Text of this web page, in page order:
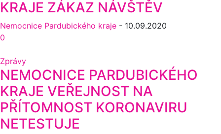
KRAJE ZÁKAZ NÁVŠTĚV
Nemocnice Pardubického kraje - 10.09.2020
0
Zprávy
NEMOCNICE PARDUBICKÉHO
KRAJE VEŘEJNOST NA
PŘÍTOMNOST KORONAVIRU
NETESTUJE